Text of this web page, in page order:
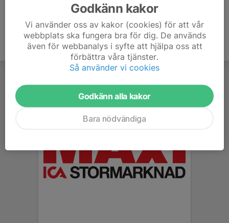
Godkänn kakor
Vi använder oss av kakor (cookies) för att vår
webbplats ska fungera bra för dig. De används
även för webbanalys i syfte att hjälpa oss att
förbättra våra tjänster.
Så använder vi cookies
Godkänn alla kakor
Bara nödvändiga